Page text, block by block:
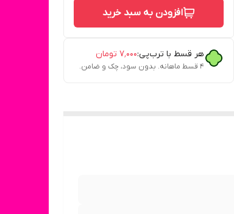
افزودن به سبد خرید
هر قسط با ترب‌پی:۷٬۰۰۰ تومان
۴ قسط ماهانه. بدون سود، چک و ضامن.